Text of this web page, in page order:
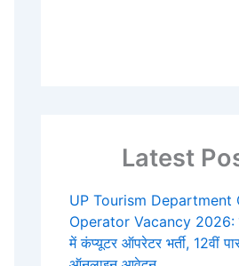
Latest
UP Tourism Department
Operator Vacancy 2026:
में कंप्यूटर ऑपरेटर भर्ती, 12वीं